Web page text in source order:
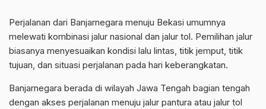
Perjalanan dari Banjarnegara menuju Bekasi umumnya
melewati kombinasi jalur nasional dan jalur tol. Pemilihan jalur
biasanya menyesuaikan kondisi lalu lintas, titik jemput, titik
tujuan, dan situasi perjalanan pada hari keberangkatan.
Banjarnegara berada di wilayah Jawa Tengah bagian tengah
dengan akses perjalanan menuju jalur pantura atau jalur tol